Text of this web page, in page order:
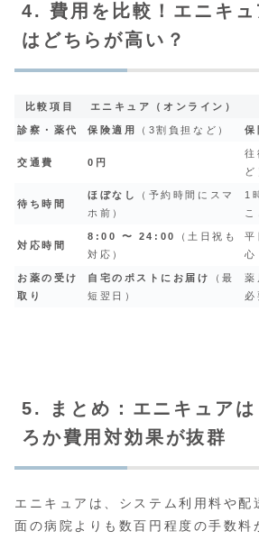
4. 費用を比較！エニキュ
はどちらが高い？
比較項目 エニキュア（オンライン）
診察・薬代 保険適用 （3割負担など） 保
交通費 0円
往
ど
待ち時間
ほぼなし
（予約時間にスマ
ホ前）
1
こ
対応時間
8:00 〜 24:00
（土日祝も
対応）
平
心
お薬の受け
取り
自宅のポストにお届け
（最
短翌日）
薬
必
5. まとめ：エニキュアは
ろか費用対効果が抜群
エニキュアは、システム利用料や配
面の病院よりも数百円程度の手数料